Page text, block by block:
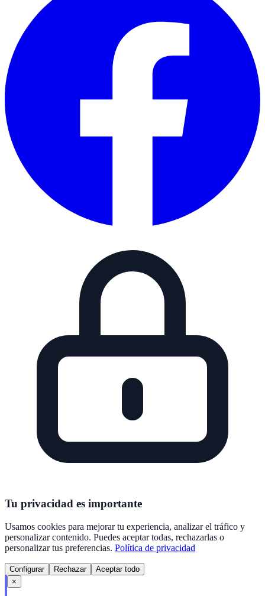
Tu privacidad es importante
Usamos cookies para mejorar tu experiencia, analizar el tráfico y
personalizar contenido. Puedes aceptar todas, rechazarlas o
personalizar tus preferencias. Política de privacidad
Configurar Rechazar
Aceptar todo
×